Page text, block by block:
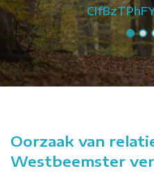
Oorzaak van
Westbeemster